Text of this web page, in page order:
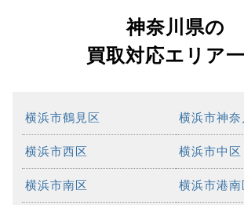
神奈川県の
買取対応エリア
横浜市鶴見区 横浜市神奈
横浜市西区 横浜市中区
横浜市南区 横浜市港南